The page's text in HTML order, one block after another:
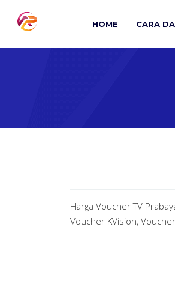
HOME CARA
Harga Voucher TV
Voucher KVision,